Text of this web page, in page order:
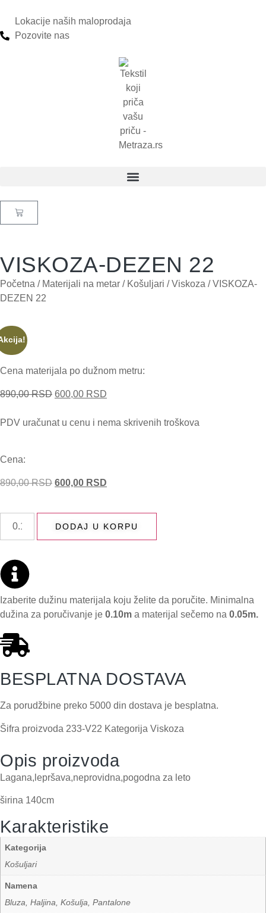
Lokacije naših maloprodaja
Pozovite nas
VISKOZA-DEZEN 22
Početna / Materijali na metar / Košuljari /Viskoza / VISKOZA-
DEZEN 22
Cena materijala po dužnom metru:
890,00RSD 600,00 RSD
PDV uračunat u cenu i nema skrivenih troškova
Cena:
890,00RSD 600,00 RSD
DODAJ U KORPU
Izaberite dužinu materijala koju želite da poručite. Minimalna
dužina za poručivanje je 0.10m a materijal sečemo na 0.05m.
BESPLATNA DOSTAVA
Za porudžbine preko 5000 din dostava je besplatna.
Šifra proizvoda 233-V22 Kategorija Viskoza
Opis proizvoda
Lagana,lepršava,neprovidna,pogodna za leto
širina 140cm
Karakteristike
Kategorija
Košuljari
Namena
Bluza, Haljina, Košulja, Pantalone